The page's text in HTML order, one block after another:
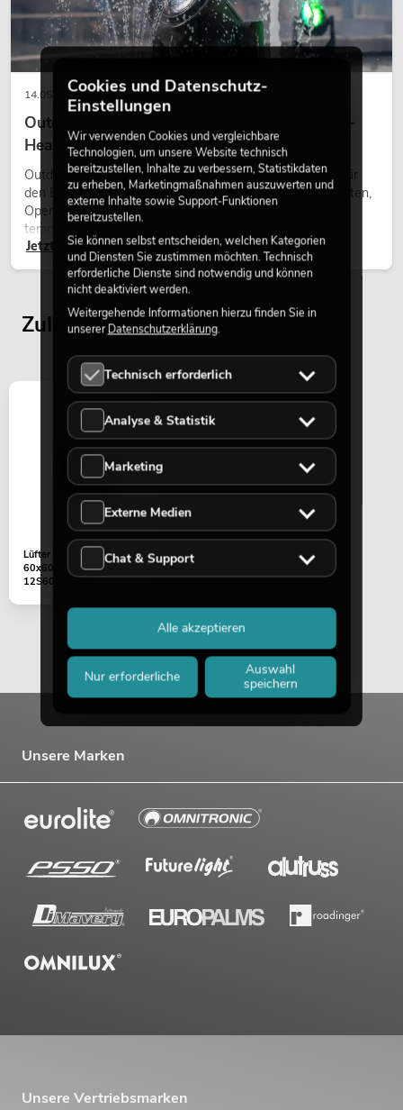
14.05.2026
Outdoor Moving-Heads: Wetterfeste Moving-
Heads bei Events
Outdoor Moving-Heads sind bewegliche Scheinwerfer für
den Einsatz im Freien. Sie werden bei Festivals, Stadtfesten,
Open-Air-Konzerten, Architekturinszenierungen und
temporären Außeninstallationen eingesetzt.
Jetzt lesen
Zuletzt angesehene Artikel
Lüfter 12V/0,15A
60x60x25 (DC
12S6025M)
Unsere Marken
Unsere Vertriebsmarken
Cookies und Datenschutz-
Einstellungen
Wir verwenden Cookies und vergleichbare
Technologien, um unsere Website technisch
bereitzustellen, Inhalte zu verbessern, Statistikdaten
zu erheben, Marketingmaßnahmen auszuwerten und
externe Inhalte sowie Support-Funktionen
bereitzustellen.
Sie können selbst entscheiden, welchen Kategorien
und Diensten Sie zustimmen möchten. Technisch
erforderliche Dienste sind notwendig und können
nicht deaktiviert werden.
Weitergehende Informationen hierzu finden Sie in
unsererDatenschutzerklärung.
Technisch erforderlich
Analyse & Statistik
Marketing
Externe Medien
Chat & Support
Nur erforderliche
Auswahl
speichern
Alle akzeptieren